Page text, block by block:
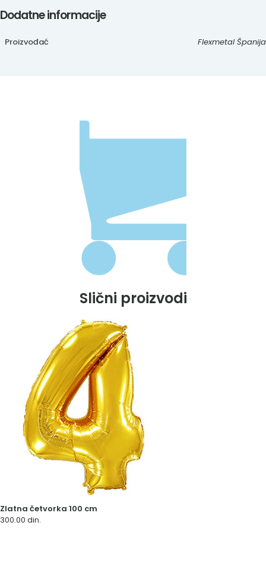
Dodatne informacije
Proizvođać Flexmetal Španija
Slični proizvodi
Zlatna četvorka 100 cm
300.00 din.